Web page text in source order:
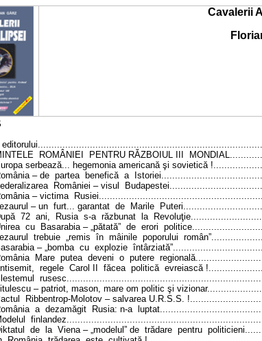
Cavalerii
editorului
ROMÂNIEI PENTRU RĂZBOIUL III MONDIAL...
serbează... hegemonia americanăşi sovietică !...
– de partea benefică a Istoriei
României – visul Budapestei
– victima
Rusiei
– un furt... garantat de Marile Puteri
72 ani, Rusia s-a răzbunat la Revoluţie...
cu Basarabia – „pătată” de erori politice
trebuie „remis în mâinile poporului român”
– „bomba cu explozie întârziată”
Mare putea deveni o putere regională
regele Carol II făcea politică evreiască !...
rusesc
– patriot, mason, mare om politic şi vizionar
Ribbentrop-Molotov – salvarea U.R.S.S. !
a dezamăgit Rusia: n-a luptat...
finlandez
de la Viena – „modelul” de trădare pentru politicieni